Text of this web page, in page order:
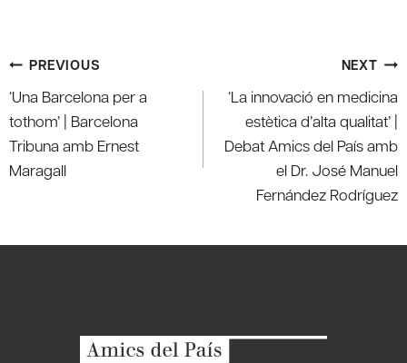
Post
navigation
PREVIOUS
‘Una Barcelona per a
tothom’ | Barcelona
Tribuna amb Ernest
Maragall
NEXT
‘La innovació en medicina
estètica d’alta qualitat’ |
Debat Amics del País amb
el Dr. José Manuel
Fernández Rodríguez